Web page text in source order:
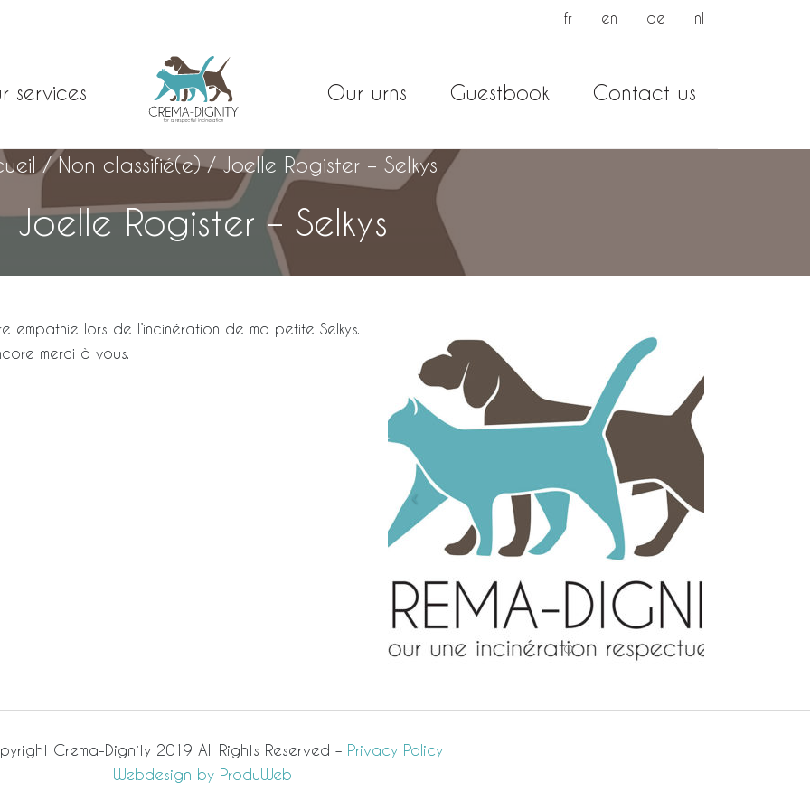
fr en de nl
services Our urns Guestbook Contact us
/Non classifié(e)/Joelle Rogister – Selkys
Joelle Rogister – Selkys
lors de l’incinération de ma petite Selkys.
merci à vous.
Crema-Dignity 2019 All Rights Reserved – Privacy Policy
Webdesign by ProduWeb